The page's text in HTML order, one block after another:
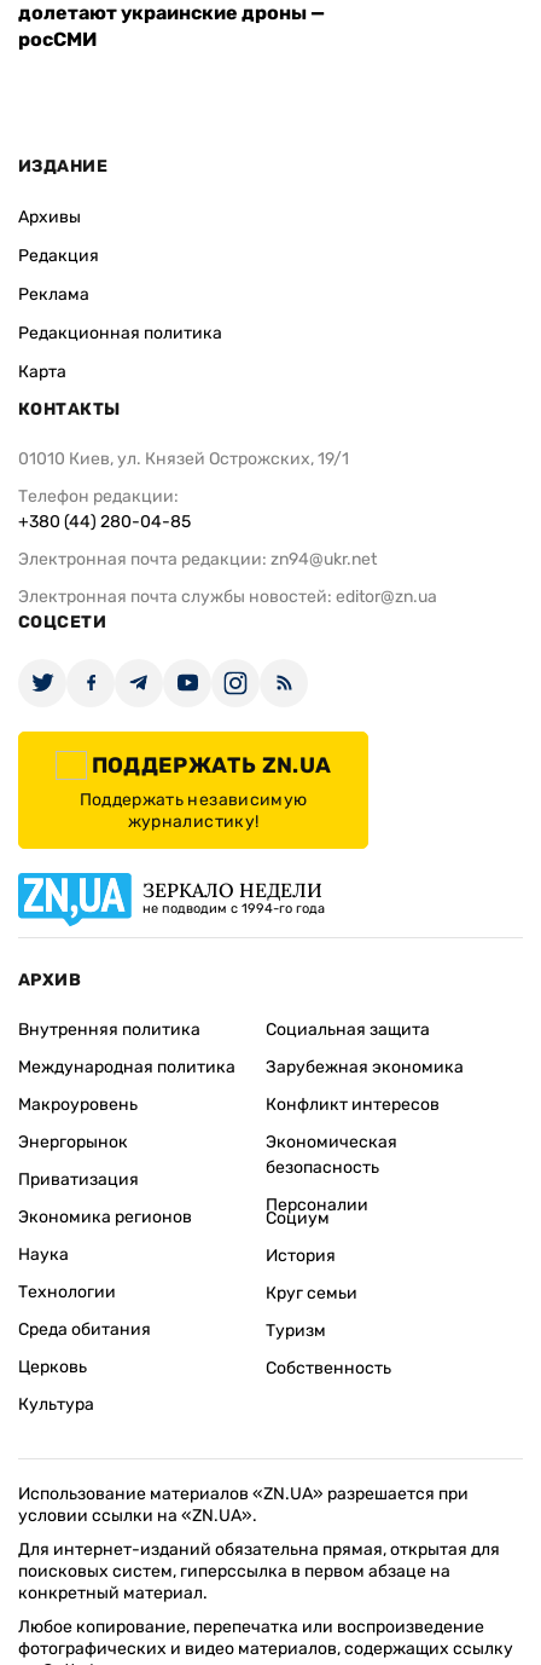
долетают украинские дроны —
росСМИ
ИЗДАНИЕ
Архивы
Редакция
Реклама
Редакционная политика
Карта
КОНТАКТЫ
01010 Киев, ул. Князей Острожских, 19/1
Телефон редакции:
+380 (44) 280-04-85
Электронная почта редакции: zn94@ukr.net
Электронная почта службы новостей: editor@zn.ua
СОЦСЕТИ
ПОДДЕРЖАТЬ ZN.UA
Поддержать независимую
журналистику!
ЗЕРКАЛО НЕДЕЛИ
не подводим с 1994-го года
АРХИВ
Внутренняя политика
Международная политика
Макроуровень
Энергорынок
Приватизация
Экономика регионов
Социальная защита
Зарубежная экономика
Конфликт интересов
Экономическая
безопасность
Персоналии
Наука
Технологии
Среда обитания
Церковь
Культура
Социум
История
Круг семьи
Туризм
Собственность
Использование материалов «ZN.UA» разрешается при
условии ссылки на «ZN.UA».
Для интернет-изданий обязательна прямая, открытая для
поисковых систем, гиперссылка в первом абзаце на
конкретный материал.
Любое копирование, перепечатка или воспроизведение
фотографических и видео материалов, содержащих ссылку